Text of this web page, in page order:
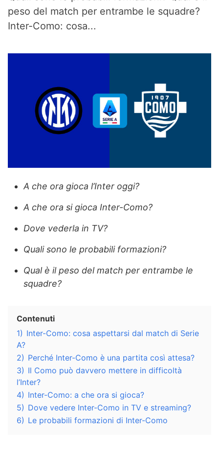
peso del match per entrambe le squadre?
Inter-Como: cosa...
A che ora gioca l’Inter oggi?
A che ora si gioca Inter-Como?
Dove vederla in TV?
Quali sono le probabili formazioni?
Qual è il peso del match per entrambe le
squadre?
Contenuti
1) Inter-Como: cosa aspettarsi dal match di Serie
A?
2) Perché Inter-Como è una partita così attesa?
3) Il Como può davvero mettere in difficoltà
l’Inter?
4) Inter-Como: a che ora si gioca?
5) Dove vedere Inter-Como in TV e streaming?
6) Le probabili formazioni di Inter-Como